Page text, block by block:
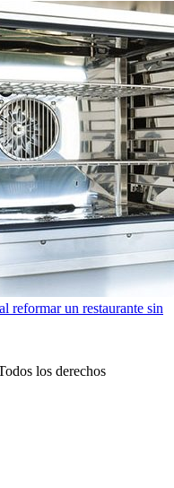
reformar un restaurante sin
los derechos